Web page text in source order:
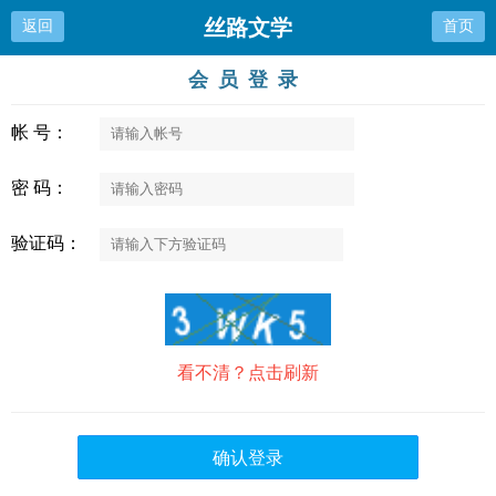
返回 丝路文学 首页
会员登录
帐 号：
密 码：
验证码：
看不清？点击刷新
确认登录